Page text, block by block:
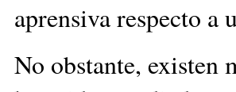
aprensiva respecto a
No obstante, existen